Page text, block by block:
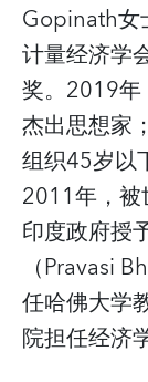
Gopinath女
计量经济学
奖。2019年
杰出思想家
组织45岁以
2011年，被
印度政府授
（Pravasi
任哈佛大学
院担任经济